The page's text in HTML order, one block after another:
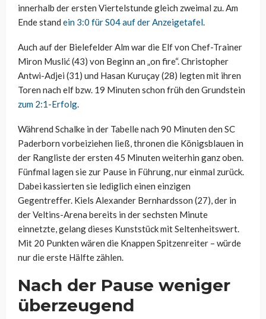
innerhalb der ersten Viertelstunde gleich zweimal zu. Am
Ende stand ein 3:0 für S04 auf der Anzeigetafel.
Auch auf der Bielefelder Alm war die Elf von Chef-Trainer
Miron Muslić (43) von Beginn an „on fire“. Christopher
Antwi-Adjei (31) und Hasan Kuruçay (28) legten mit ihren
Toren nach elf bzw. 19 Minuten schon früh den Grundstein
zum 2:1-Erfolg.
Während Schalke in der Tabelle nach 90 Minuten den SC
Paderborn vorbeiziehen ließ, thronen die Königsblauen in
der Rangliste der ersten 45 Minuten weiterhin ganz oben.
Fünfmal lagen sie zur Pause in Führung, nur einmal zurück.
Dabei kassierten sie lediglich einen einzigen
Gegentreffer. Kiels Alexander Bernhardsson (27), der in
der Veltins-Arena bereits in der sechsten Minute
einnetzte, gelang dieses Kunststück mit Seltenheitswert.
Mit 20 Punkten wären die Knappen Spitzenreiter – würde
nur die erste Hälfte zählen.
Nach der Pause weniger
überzeugend